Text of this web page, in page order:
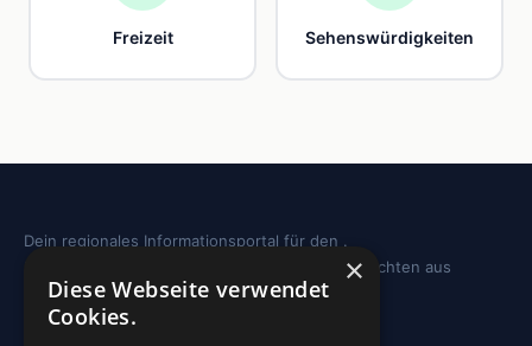
Freizeit Sehenswürdigkeiten
Dein regionales Informationsportal für den .
Sehenswürdigkeiten, Ausflugstipps und Geschichten aus
deiner Region.
×
Diese Webseite verwendet
Cookies.